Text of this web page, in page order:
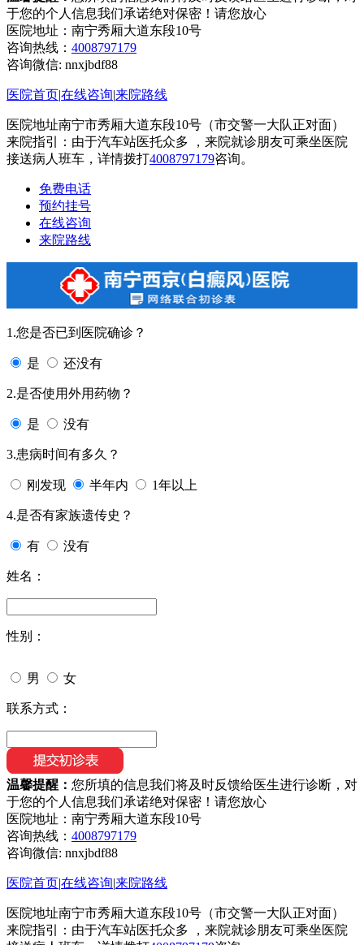
于您的个人信息我们承诺绝对保密！请您放心
医院地址：南宁秀厢大道东段10号
咨询热线： 4008797179
咨询微信: nnxjbdf88
医院首页|在线咨询|来院路线
医院地址南宁市秀厢大道东段10号（市交警一大队正对面）
来院指引：由于汽车站医托众多 ，来院就诊朋友可乘坐医院
接送病人班车，详情拨打4008797179咨询。
免费电话
预约挂号
在线咨询
来院路线
1.您是否已到医院确诊？
是 还没有
2.是否使用外用药物？
是 没有
3.患病时间有多久？
刚发现 半年内 1年以上
4.是否有家族遗传史？
有 没有
姓名：
性别：
男 女
联系方式：
温馨提醒： 您所填的信息我们将及时反馈给医生进行诊断，对
于您的个人信息我们承诺绝对保密！请您放心
医院地址：南宁秀厢大道东段10号
咨询热线： 4008797179
咨询微信: nnxjbdf88
医院首页|在线咨询|来院路线
医院地址南宁市秀厢大道东段10号（市交警一大队正对面）
来院指引：由于汽车站医托众多 ，来院就诊朋友可乘坐医院